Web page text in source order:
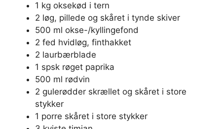
1 kg oksekød i tern
2 løg, pillede og skåret i tynde skiver
500 ml okse-/kyllingefond
2 fed hvidløg, finthakket
2 laurbærblade
1 spsk røget paprika
500 ml rødvin
2 gulerødder skrællet og skåret i store
stykker
1 porre skåret i store stykker